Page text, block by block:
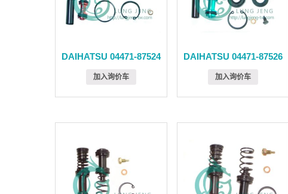
DAIHATSU 04471-87524
加入询价车
DAIHATSU 04471-87526
加入询价车